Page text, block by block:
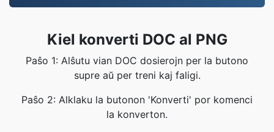
Kiel konverti DOC al PNG
Paŝo 1: Alŝutu vian DOC dosierojn per la butono
supre aŭ per treni kaj faligi.
Paŝo 2: Alklaku la butonon 'Konverti' por komenci
la konverton.